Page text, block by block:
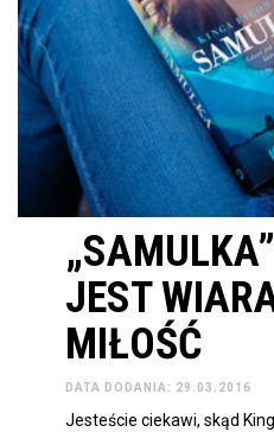
JEST
MIŁOŚĆ
DATA DODANIA: 29.03.2016
Jesteście ciekawi, skąd